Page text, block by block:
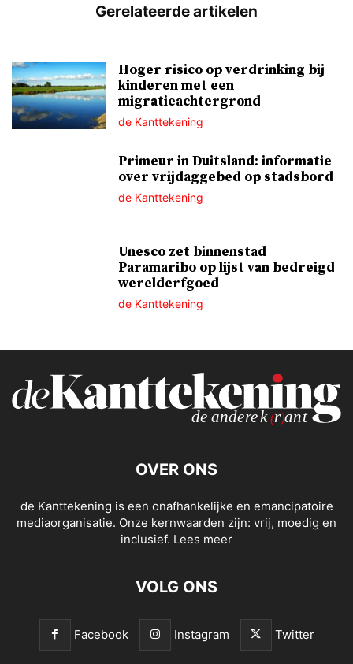
Hoger risico op verdrinking bij
kinderen met een
migratieachtergrond
de Kanttekening
Primeur in Duitsland: informatie
over vrijdaggebed op stadsbord
de Kanttekening
Unesco zet binnenstad
Paramaribo op lijst van bedreigd
werelderfgoed
de Kanttekening
OVER ONS
de Kanttekening is een onafhankelijke en emancipatoire
mediaorganisatie. Onze kernwaarden zijn: vrij, moedig en
inclusief. Lees meer
VOLG ONS
Facebook Instagram Twitter